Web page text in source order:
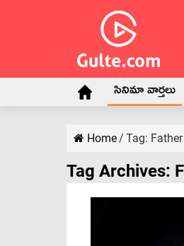
సినిమా వార్తలు
Home/ Tag:
Tag Archives: